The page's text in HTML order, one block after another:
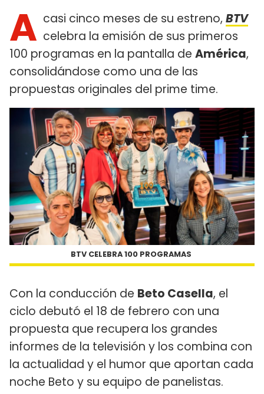
A casi cinco meses de su estreno, BTV
celebra la emisión de sus primeros
100 programas en la pantalla de América,
consolidándose como una de las
propuestas originales del prime time.
BTV CELEBRA 100 PROGRAMAS
Con la conducción de Beto Casella, el
ciclo debutó el 18 de febrero con una
propuesta que recupera los grandes
informes de la televisión y los combina con
la actualidad y el humor que aportan cada
noche Beto y su equipo de panelistas.